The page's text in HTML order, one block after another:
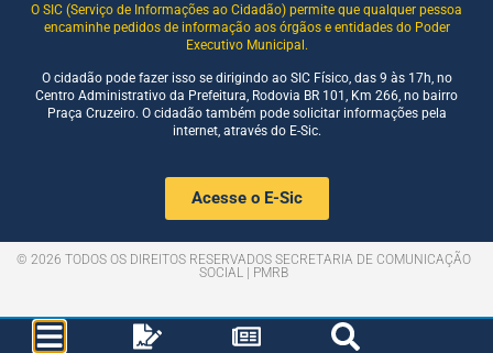
O SIC (Serviço de Informações ao Cidadão) permite que qualquer pessoa
encaminhe pedidos de informação aos órgãos e entidades do Poder
Executivo Municipal.
O cidadão pode fazer isso se dirigindo ao SIC Físico, das 9 às 17h, no
Centro Administrativo da Prefeitura, Rodovia BR 101, Km 266, no bairro
Praça Cruzeiro. O cidadão também pode solicitar informações pela
internet, através do E-Sic.
Acesse o E-Sic
© 2026 TODOS OS DIREITOS RESERVADOS SECRETARIA DE COMUNICAÇÃO
SOCIAL | PMRB